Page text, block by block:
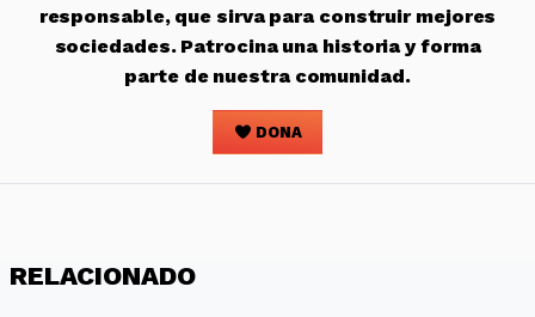
responsable, que sirva para construir mejores
sociedades. Patrocina una historia y forma
parte de nuestra comunidad.
DONA
RELACIONADO